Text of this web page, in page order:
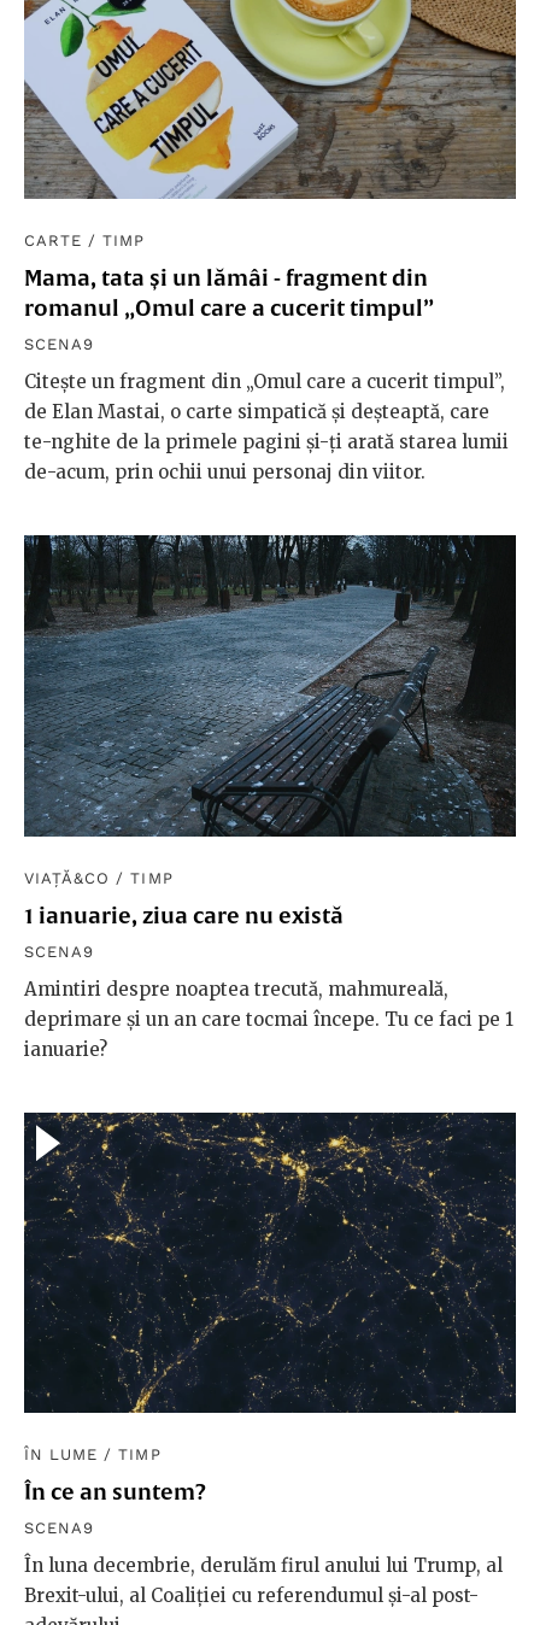
CARTE /TIMP
Mama, tata și un lămâi - fragment din
romanul „Omul care a cucerit timpul”
SCENA9
Citește un fragment din „Omul care a cucerit timpul”,
de Elan Mastai, o carte simpatică și deșteaptă, care
te-nghite de la primele pagini și-ți arată starea lumii
de-acum, prin ochii unui personaj din viitor.
VIAȚĂ&CO /TIMP
1 ianuarie, ziua care nu există
SCENA9
Amintiri despre noaptea trecută, mahmureală,
deprimare și un an care tocmai începe. Tu ce faci pe 1
ianuarie?
ÎN LUME /TIMP
În ce an suntem?
SCENA9
În luna decembrie, derulăm firul anului lui Trump, al
Brexit-ului, al Coaliției cu referendumul și-al post-